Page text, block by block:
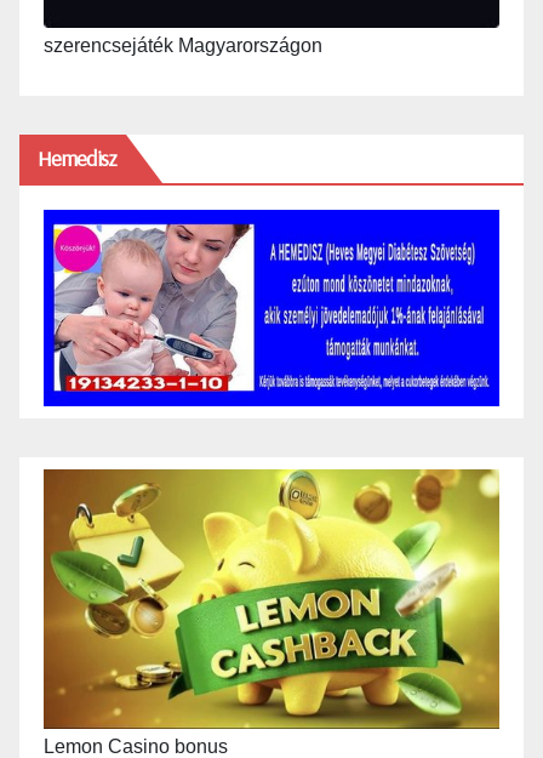
szerencsejáték Magyarországon
Hemedisz
Lemon Casino bonus